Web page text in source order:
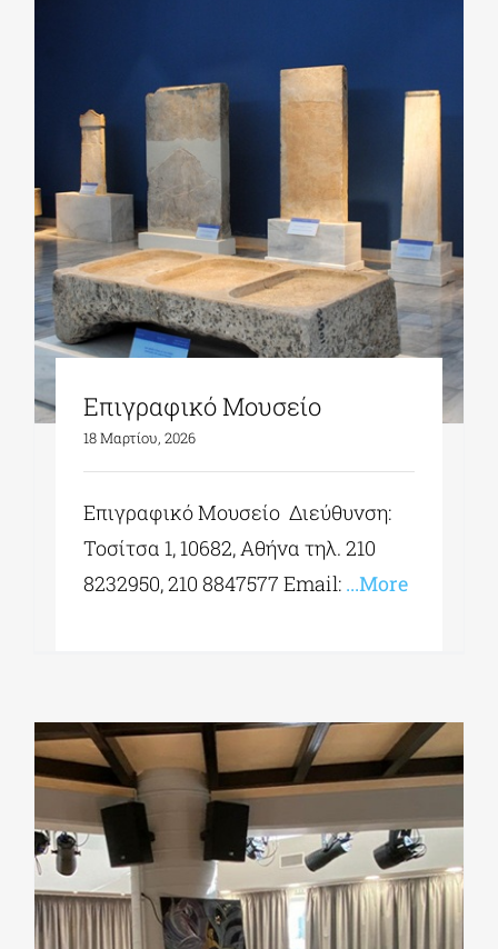
Επιγραφικό Μουσείο
18 Μαρτίου, 2026
Επιγραφικό Μουσείο Διεύθυνση:
Τοσίτσα 1, 10682, Αθήνα τηλ. 210
8232950, 210 8847577 Εmail: ...More